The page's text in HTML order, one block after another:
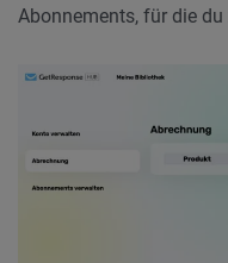
Abonnements, für die